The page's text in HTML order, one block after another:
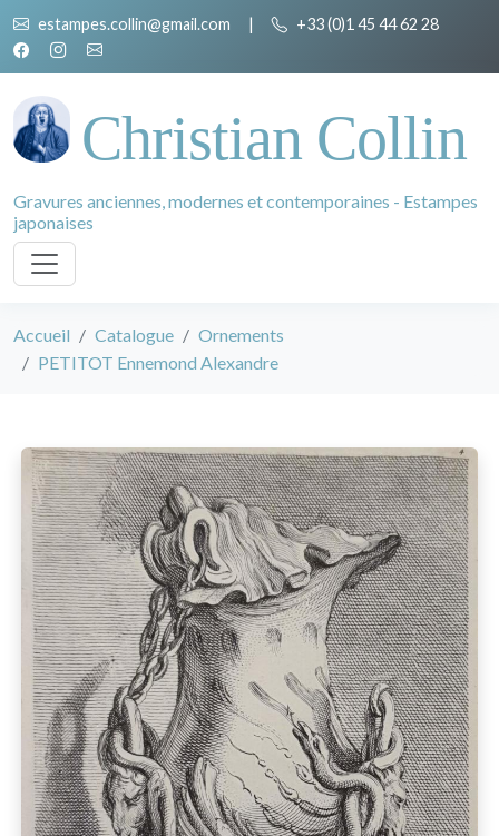
estampes.collin@gmail.com | +33 (0)1 45 44 62 28
Christian Collin
Gravures anciennes, modernes et contemporaines - Estampes
japonaises
Accueil Catalogue
Ornements
PETITOT Ennemond Alexandre